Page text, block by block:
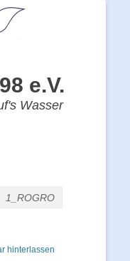
e.V.
Wasser
1_ROGRO
hinterlassen